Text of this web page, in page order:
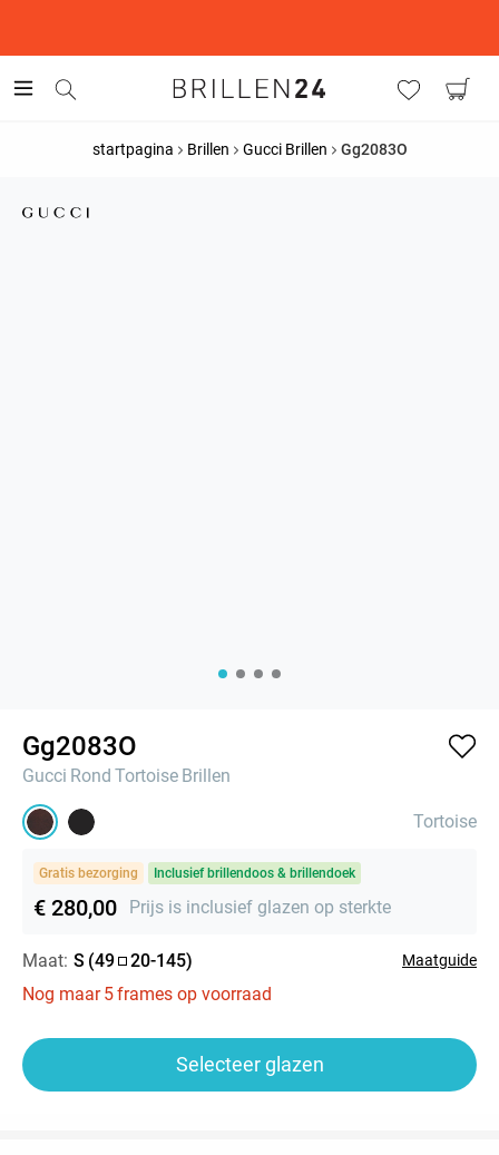
startpagina Brillen Gucci Brillen Gg2083O
Gg2083O
Gucci Rond Tortoise Brillen
Tortoise
Gratis bezorging Inclusief brillendoos & brillendoek
€ 280,00 Prijs is inclusief glazen op sterkte
Maat: S (49 20-145) Maatguide
Nog maar 5frames op voorraad
Selecteer glazen